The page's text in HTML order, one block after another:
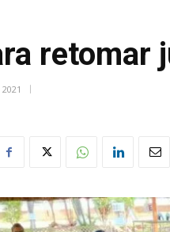
retomar